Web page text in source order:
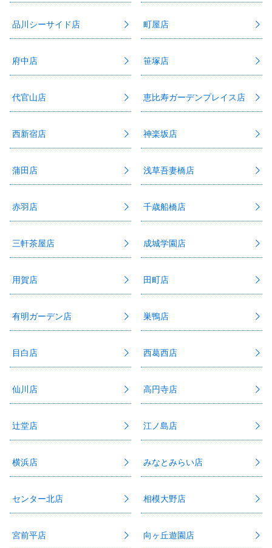
品川シーサイド店 町屋店
府中店 笹塚店
代官山店 恵比寿ガーデンプレイス店
西新宿店 神楽坂店
蒲田店 浅草吾妻橋店
赤羽店 千歳船橋店
三軒茶屋店 成城学園店
用賀店 田町店
有明ガーデン店 巣鴨店
目白店 西葛西店
仙川店 高円寺店
辻堂店 江ノ島店
横浜店 みなとみらい店
センター北店 相模大野店
宮前平店 向ヶ丘遊園店